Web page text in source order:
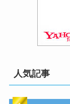
人気記事